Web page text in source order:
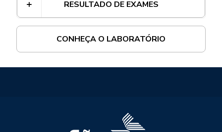
RESULTADO DE EXAMES
CONHEÇA O LABORATÓRIO